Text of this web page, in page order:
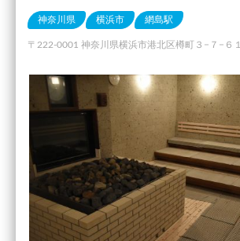
神奈川県 横浜市 網島駅
〒222-0001 神奈川県横浜市港北区樽町３−７−６１